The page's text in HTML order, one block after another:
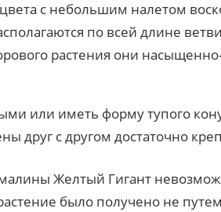
с небольшим налетом
по всей длине
растения они
или иметь форму тупого
друг с другом достаточно
Желтый Гигант
было получено не